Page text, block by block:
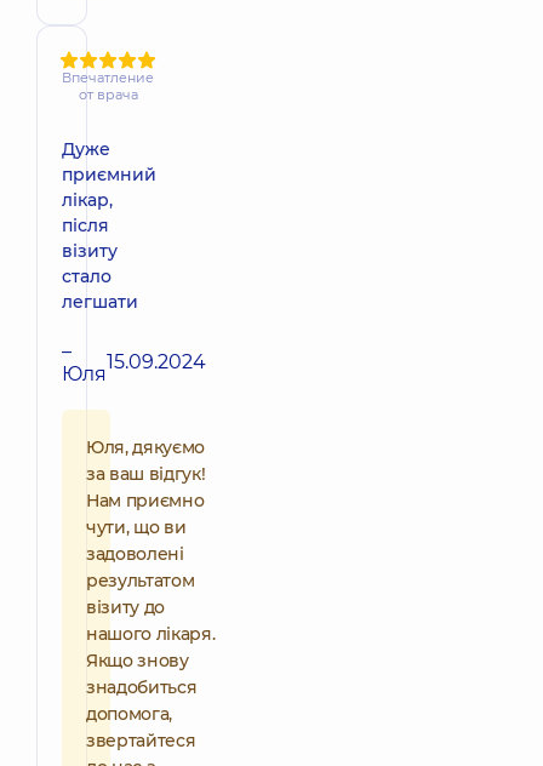
Впечатление
от врача
Дуже
приємний
лікар,
після
візиту
стало
легшати
–
Юля15.09.2024
Юля, дякуємо
за ваш відгук!
Нам приємно
чути, що ви
задоволені
результатом
візиту до
нашого лікаря.
Якщо знову
знадобиться
допомога,
звертайтеся